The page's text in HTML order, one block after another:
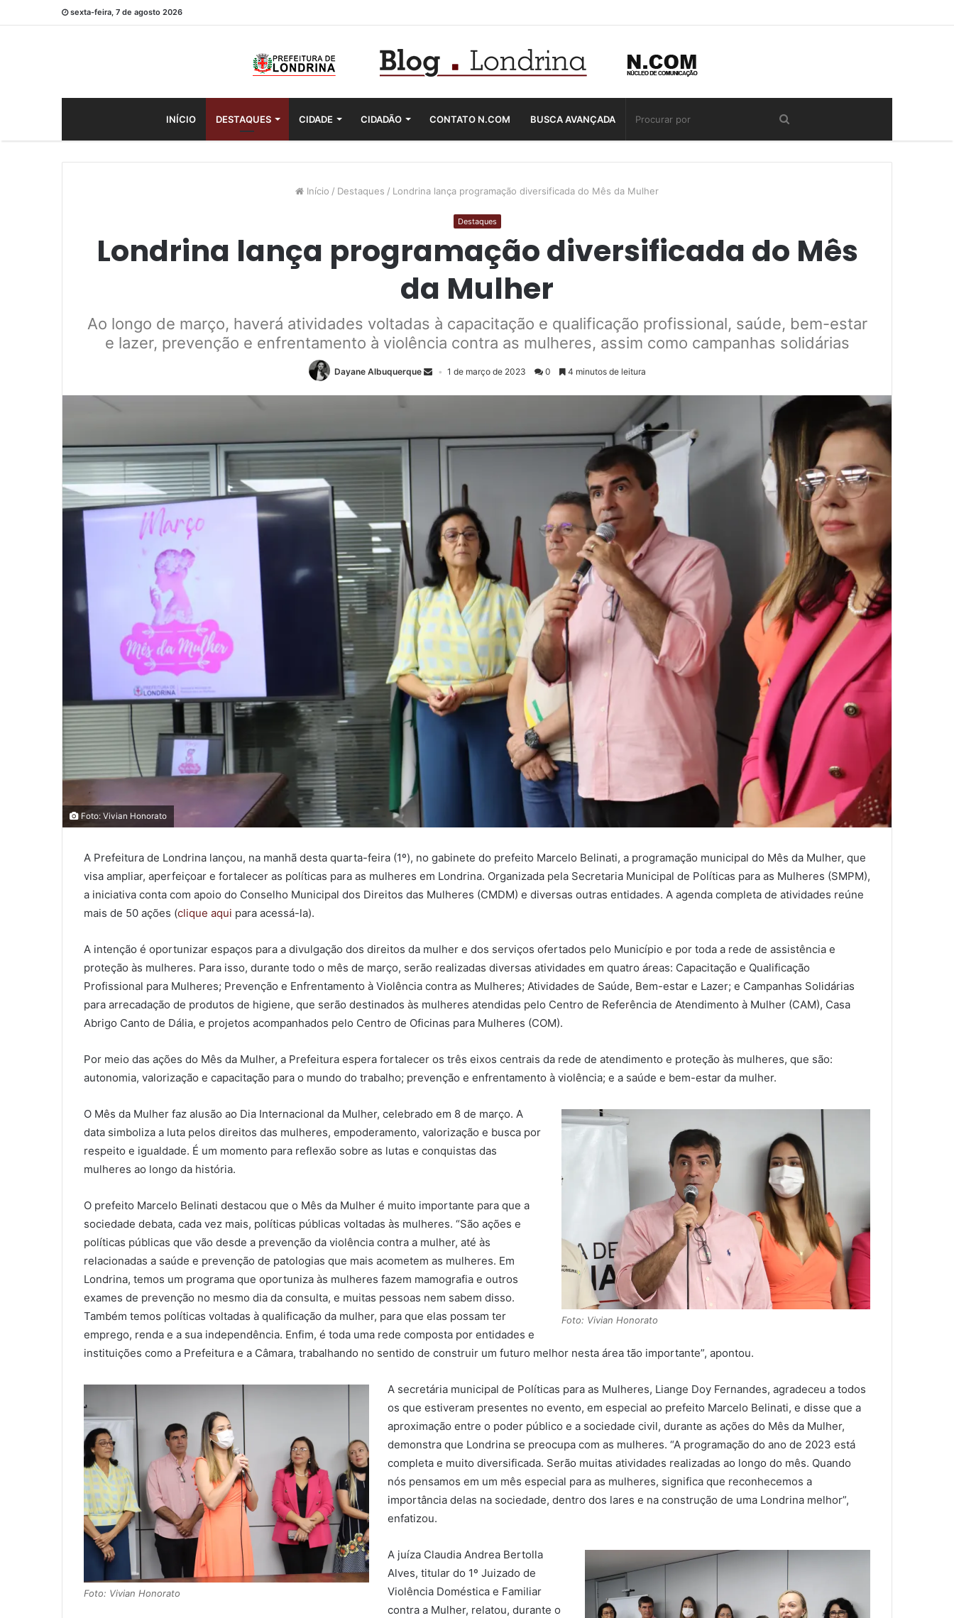
sexta-feira, 7 de agosto 2026
INÍCIO DESTAQUES CIDADE CIDADÃO CONTATO N.COM BUSCA AVANÇADA
Início / Destaques / Londrina lança programação diversificada do Mês da Mulher
Destaques
Londrina lança programação diversificada do Mês
da Mulher
Ao longo de março, haverá atividades voltadas à capacitação e qualificação profissional, saúde, bem-estar
e lazer, prevenção e enfrentamento à violência contra as mulheres, assim como campanhas solidárias
Dayane Albuquerque 1 de março de 2023 0 4 minutos de leitura
Foto: Vivian Honorato
A Prefeitura de Londrina lançou, na manhã desta quarta-feira (1º), no gabinete do prefeito Marcelo Belinati, a programação municipal do Mês da Mulher, que
visa ampliar, aperfeiçoar e fortalecer as políticas para as mulheres em Londrina. Organizada pela Secretaria Municipal de Políticas para as Mulheres (SMPM),
a iniciativa conta com apoio do Conselho Municipal dos Direitos das Mulheres (CMDM) e diversas outras entidades. A agenda completa de atividades reúne
mais de 50 ações (clique aqui para acessá-la).
A intenção é oportunizar espaços para a divulgação dos direitos da mulher e dos serviços ofertados pelo Município e por toda a rede de assistência e
proteção às mulheres. Para isso, durante todo o mês de março, serão realizadas diversas atividades em quatro áreas: Capacitação e Qualificação
Profissional para Mulheres; Prevenção e Enfrentamento à Violência contra as Mulheres; Atividades de Saúde, Bem-estar e Lazer; e Campanhas Solidárias
para arrecadação de produtos de higiene, que serão destinados às mulheres atendidas pelo Centro de Referência de Atendimento à Mulher (CAM), Casa
Abrigo Canto de Dália, e projetos acompanhados pelo Centro de Oficinas para Mulheres (COM).
Por meio das ações do Mês da Mulher, a Prefeitura espera fortalecer os três eixos centrais da rede de atendimento e proteção às mulheres, que são:
autonomia, valorização e capacitação para o mundo do trabalho; prevenção e enfrentamento à violência; e a saúde e bem-estar da mulher.
Foto: Vivian Honorato
O Mês da Mulher faz alusão ao Dia Internacional da Mulher, celebrado em 8 de março. A
data simboliza a luta pelos direitos das mulheres, empoderamento, valorização e busca por
respeito e igualdade. É um momento para reflexão sobre as lutas e conquistas das
mulheres ao longo da história.
O prefeito Marcelo Belinati destacou que o Mês da Mulher é muito importante para que a
sociedade debata, cada vez mais, políticas públicas voltadas às mulheres. “São ações e
políticas públicas que vão desde a prevenção da violência contra a mulher, até às
relacionadas a saúde e prevenção de patologias que mais acometem as mulheres. Em
Londrina, temos um programa que oportuniza às mulheres fazem mamografia e outros
exames de prevenção no mesmo dia da consulta, e muitas pessoas nem sabem disso.
Também temos políticas voltadas à qualificação da mulher, para que elas possam ter
emprego, renda e a sua independência. Enfim, é toda uma rede composta por entidades e
instituições como a Prefeitura e a Câmara, trabalhando no sentido de construir um futuro melhor nesta área tão importante”, apontou.
Foto: Vivian Honorato
A secretária municipal de Políticas para as Mulheres, Liange Doy Fernandes, agradeceu a todos
os que estiveram presentes no evento, em especial ao prefeito Marcelo Belinati, e disse que a
aproximação entre o poder público e a sociedade civil, durante as ações do Mês da Mulher,
demonstra que Londrina se preocupa com as mulheres. “A programação do ano de 2023 está
completa e muito diversificada. Serão muitas atividades realizadas ao longo do mês. Quando
nós pensamos em um mês especial para as mulheres, significa que reconhecemos a
importância delas na sociedade, dentro dos lares e na construção de uma Londrina melhor”,
enfatizou.
A juíza Claudia Andrea Bertolla
Alves, titular do 1º Juizado de
Violência Doméstica e Familiar
contra a Mulher, relatou, durante o
COMPARTILHAMENTOS